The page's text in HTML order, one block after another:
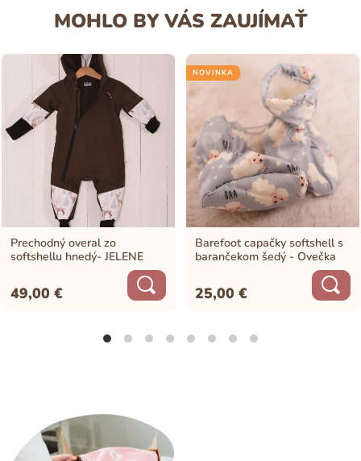
MOHLO BY VÁS ZAUJÍMAŤ
Prechodný overal zo
softshellu hnedý- JELENE
49,00€
NOVINKA
Barefoot capačky softshell s
barančekom šedý - Ovečka
25,00€